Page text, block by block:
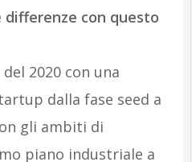
con questo
2020 con una
dalla fase seed a
gli ambiti di
piano industriale a